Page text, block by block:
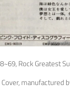
Rock Greatest
manufactured